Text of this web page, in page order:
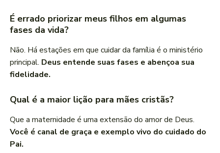
É errado priorizar meus filhos em algumas
fases da vida?
Não. Há estações em que cuidar da família é o ministério
principal. Deus entende suas fases e abençoa sua
fidelidade.
Qual é a maior lição para mães cristãs?
Que a maternidade é uma extensão do amor de Deus.
Você é canal de graça e exemplo vivo do cuidado do
Pai.